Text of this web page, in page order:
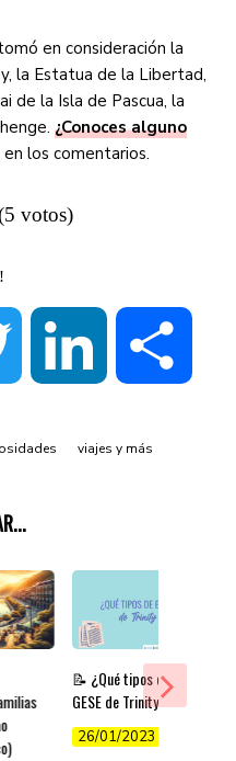
en consideración la
la Estatua de la Libertad,
de la Isla de Pascua, la
¿Conoces alguno
los comentarios.
votos)
Twitter LinkedIn
viajes y más
📝 ¿Qué tipos de exámenes
GESE de Trinity existen?
26/01/2023